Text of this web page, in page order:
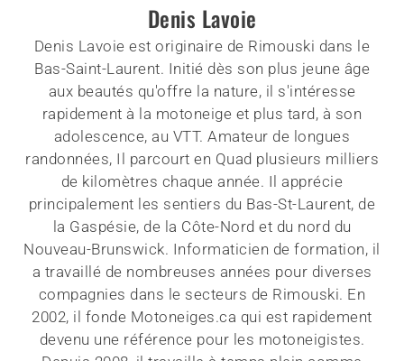
Denis Lavoie
Denis Lavoie est originaire de Rimouski dans le
Bas-Saint-Laurent. Initié dès son plus jeune âge
aux beautés qu'offre la nature, il s'intéresse
rapidement à la motoneige et plus tard, à son
adolescence, au VTT. Amateur de longues
randonnées, Il parcourt en Quad plusieurs milliers
de kilomètres chaque année. Il apprécie
principalement les sentiers du Bas-St-Laurent, de
la Gaspésie, de la Côte-Nord et du nord du
Nouveau-Brunswick. Informaticien de formation, il
a travaillé de nombreuses années pour diverses
compagnies dans le secteurs de Rimouski. En
2002, il fonde Motoneiges.ca qui est rapidement
devenu une référence pour les motoneigistes.